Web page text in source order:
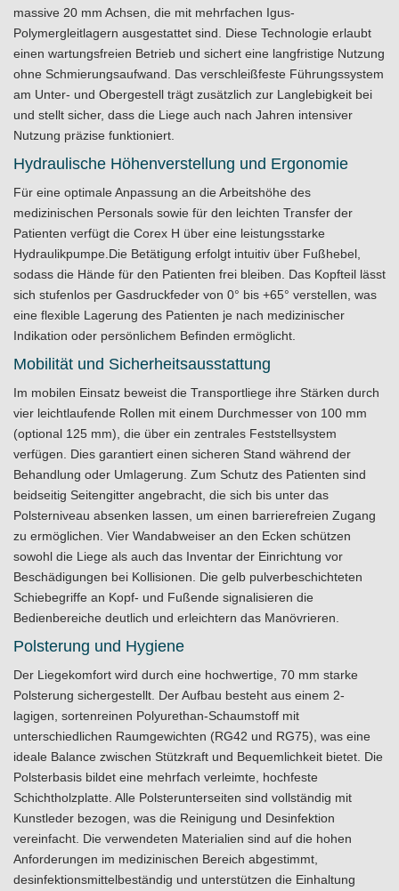
massive 20 mm Achsen, die mit mehrfachen Igus-
Polymergleitlagern ausgestattet sind. Diese Technologie erlaubt
einen wartungsfreien Betrieb und sichert eine langfristige Nutzung
ohne Schmierungsaufwand. Das verschleißfeste Führungssystem
am Unter- und Obergestell trägt zusätzlich zur Langlebigkeit bei
und stellt sicher, dass die Liege auch nach Jahren intensiver
Nutzung präzise funktioniert.
Hydraulische Höhenverstellung und Ergonomie
Für eine optimale Anpassung an die Arbeitshöhe des
medizinischen Personals sowie für den leichten Transfer der
Patienten verfügt die Corex H über eine leistungsstarke
Hydraulikpumpe.Die Betätigung erfolgt intuitiv über Fußhebel,
sodass die Hände für den Patienten frei bleiben. Das Kopfteil lässt
sich stufenlos per Gasdruckfeder von 0° bis +65° verstellen, was
eine flexible Lagerung des Patienten je nach medizinischer
Indikation oder persönlichem Befinden ermöglicht.
Mobilität und Sicherheitsausstattung
Im mobilen Einsatz beweist die Transportliege ihre Stärken durch
vier leichtlaufende Rollen mit einem Durchmesser von 100 mm
(optional 125 mm), die über ein zentrales Feststellsystem
verfügen. Dies garantiert einen sicheren Stand während der
Behandlung oder Umlagerung. Zum Schutz des Patienten sind
beidseitig Seitengitter angebracht, die sich bis unter das
Polsterniveau absenken lassen, um einen barrierefreien Zugang
zu ermöglichen. Vier Wandabweiser an den Ecken schützen
sowohl die Liege als auch das Inventar der Einrichtung vor
Beschädigungen bei Kollisionen. Die gelb pulverbeschichteten
Schiebegriffe an Kopf- und Fußende signalisieren die
Bedienbereiche deutlich und erleichtern das Manövrieren.
Polsterung und Hygiene
Der Liegekomfort wird durch eine hochwertige, 70 mm starke
Polsterung sichergestellt. Der Aufbau besteht aus einem 2-
lagigen, sortenreinen Polyurethan-Schaumstoff mit
unterschiedlichen Raumgewichten (RG42 und RG75), was eine
ideale Balance zwischen Stützkraft und Bequemlichkeit bietet. Die
Polsterbasis bildet eine mehrfach verleimte, hochfeste
Schichtholzplatte. Alle Polsterunterseiten sind vollständig mit
Kunstleder bezogen, was die Reinigung und Desinfektion
vereinfacht. Die verwendeten Materialien sind auf die hohen
Anforderungen im medizinischen Bereich abgestimmt,
desinfektionsmittelbeständig und unterstützen die Einhaltung